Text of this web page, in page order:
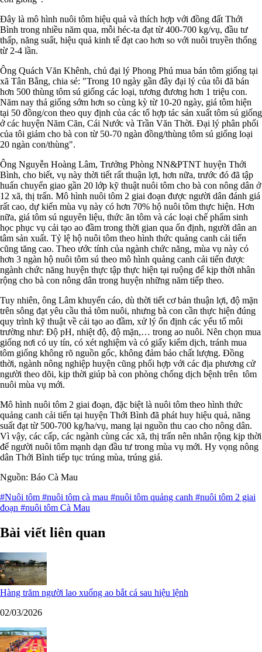
Đây là mô hình nuôi tôm hiệu quả và thích hợp với đồng đất Thới
Bình trong nhiều năm qua, mỗi héc-ta đạt từ 400-700 kg/vụ, đầu tư
thấp, năng suất, hiệu quả kinh tế đạt cao hơn so với nuôi truyền thống
từ 2-4 lần.
Ông Quách Văn Khênh, chủ đại lý Phong Phú mua bán tôm giống tại
xã Tân Bằng, chia sẻ: "Trong 10 ngày gần đây đại lý của tôi đã bán
hơn 500 thùng tôm sú giống các loại, tương đương hơn 1 triệu con.
Năm nay thả giống sớm hơn so cùng kỳ từ 10-20 ngày, giá tôm hiện
tại 50 đồng/con theo quy định của các tổ hợp tác sản xuất tôm sú giống
ở các huyện Năm Căn, Cái Nước và Trần Văn Thời. Đại lý phân phối
của tôi giảm cho bà con từ 50-70 ngàn đồng/thùng tôm sú giống loại
20 ngàn con/thùng".
Ông Nguyễn Hoàng Lâm, Trưởng Phòng NN&PTNT huyện Thới
Bình, cho biết, vụ này thời tiết rất thuận lợi, hơn nữa, trước đó đã tập
huấn chuyển giao gần 20 lớp kỹ thuật nuôi tôm cho bà con nông dân ở
12 xã, thị trấn. Mô hình nuôi tôm 2 giai đoạn được người dân đánh giá
rất cao, dự kiến mùa vụ này có hơn 70% hộ nuôi tôm thực hiện. Hơn
nữa, giá tôm sú nguyên liệu, thức ăn tôm và các loại chế phẩm sinh
học phục vụ cải tạo ao đầm trong thời gian qua ổn định, người dân an
tâm sản xuất. Tỷ lệ hộ nuôi tôm theo hình thức quảng canh cải tiến
cũng tăng cao. Theo ước tính của ngành chức năng, mùa vụ này có
hơn 3 ngàn hộ nuôi tôm sú theo mô hình quảng canh cải tiến được
ngành chức năng huyện thực tập thực hiện tại ruộng để kịp thời nhân
rộng cho bà con nông dân trong huyện những năm tiếp theo.
Tuy nhiên, ông Lâm khuyến cáo, dù thời tiết cơ bản thuận lợi, độ mặn
trên sông đạt yêu cầu thả tôm nuôi, nhưng bà con cần thực hiện đúng
quy trình kỹ thuật về cải tạo ao đầm, xử lý ổn định các yếu tố môi
trường như: Độ pH, nhiệt độ, độ mặn,… trong ao nuôi. Nên chọn mua
giống nơi có uy tín, có xét nghiệm và có giấy kiểm dịch, tránh mua
tôm giống không rõ nguồn gốc, không đảm bảo chất lượng. Đồng
thời, ngành nông nghiệp huyện cũng phối hợp với các địa phương cử
người theo dõi, kịp thời giúp bà con phòng chống dịch bệnh trên tôm
nuôi mùa vụ mới.
Mô hình nuôi tôm 2 giai đoạn, đặc biệt là nuôi tôm theo hình thức
quảng canh cải tiến tại huyện Thới Bình đã phát huy hiệu quả, năng
suất đạt từ 500-700 kg/ha/vụ, mang lại nguồn thu cao cho nông dân.
Vì vậy, các cấp, các ngành cùng các xã, thị trấn nên nhân rộng kịp thời
để người nuôi tôm mạnh dạn đầu tư trong mùa vụ mới. Hy vọng nông
dân Thới Bình tiếp tục trúng mùa, trúng giá.
Nguồn: Báo Cà Mau
#Nuôi tôm #nuôi tôm cà mau #nuôi tôm quảng canh #nuôi tôm 2 giai
đoạn #nuôi tôm Cà Mau
Bài viết liên quan
Hàng trăm người lao xuống ao bắt cá sau hiệu lệnh
02/03/2026